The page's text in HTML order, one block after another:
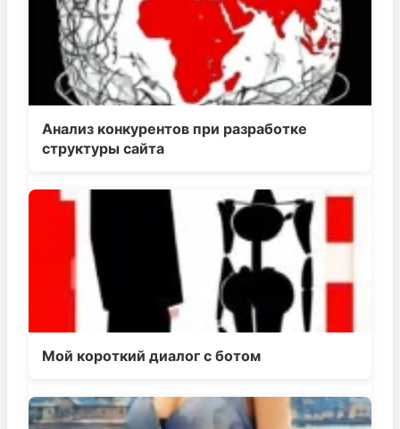
Анализ конкурентов при разработке
структуры сайта
Мой короткий диалог с ботом